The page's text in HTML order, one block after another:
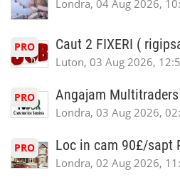
Londra, 04 Aug 2026,
PRO Caut 2 FIXERI (
Luton, 03 Aug 2026,
PRO Angajam Multitraders
Londra, 03 Aug 2026,
PRO Loc in cam 90£/sapt
Londra, 02 Aug 2026,